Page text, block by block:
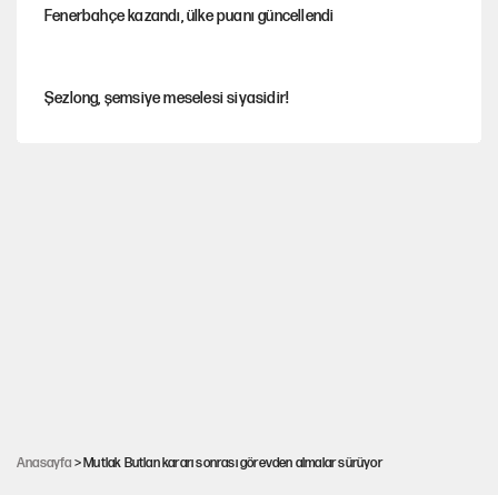
Fenerbahçe kazandı, ülke puanı güncellendi
Şezlong, şemsiye meselesi siyasidir!
Anasayfa > Mutlak Butlan kararı sonrası görevden almalar sürüyor